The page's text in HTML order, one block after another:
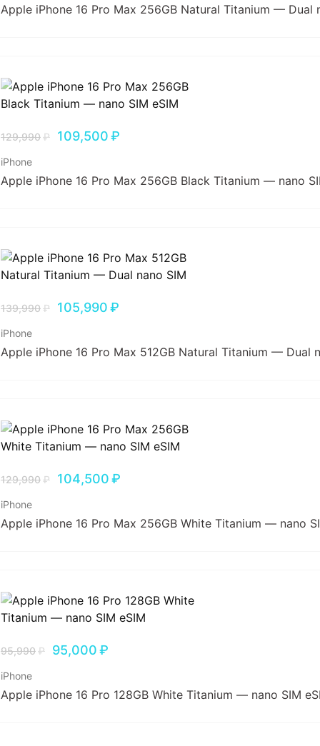
Apple iPhone 16 Pro Max 256GB Natural Titanium — Dual
129,990₽ 109,500₽
iPhone
Apple iPhone 16 Pro Max 256GB Black Titanium — nano
139,990₽ 105,990₽
iPhone
Apple iPhone 16 Pro Max 512GB Natural Titanium — Dual
129,990₽ 104,500₽
iPhone
Apple iPhone 16 Pro Max 256GB White Titanium — nano
95,990₽ 95,000₽
iPhone
Apple iPhone 16 Pro 128GB White Titanium — nano SIM